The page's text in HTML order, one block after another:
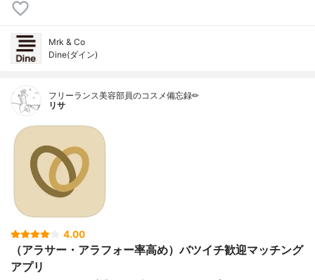
Mrk & Co
Dine(ダイン)
フリーランス美容部員のコスメ備忘録✏︎
リサ
4.00
（アラサー・アラフォー率高め）バツイチ歓迎マッチング
アプリ